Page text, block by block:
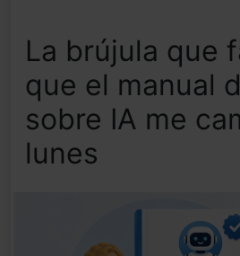
La brújula que
que el manual
sobre IA me
lunes